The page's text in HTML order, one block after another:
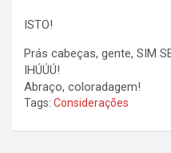
ISTO!
Prás cabeças, gente, SIM
IHÚÚÚ!
Abraço, coloradagem!
Tags: Considerações